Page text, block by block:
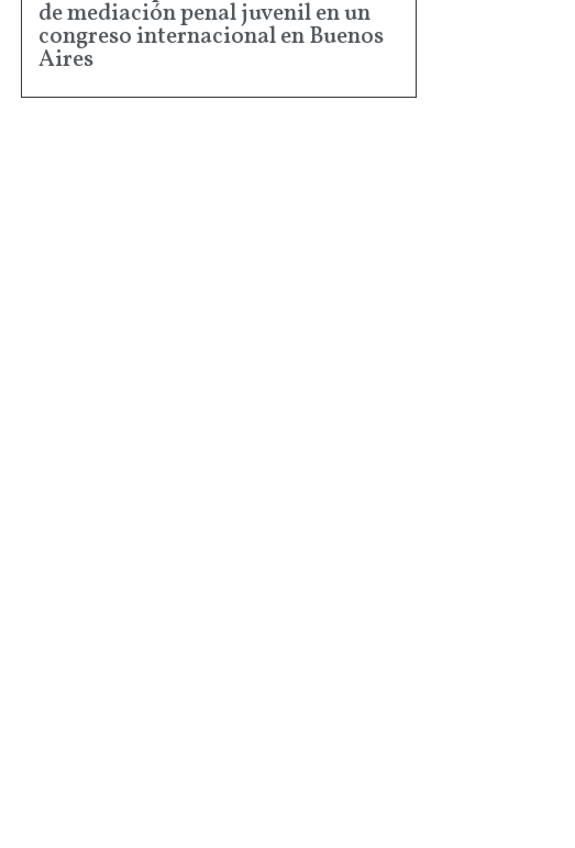
de mediación penal juvenil en un
congreso internacional en Buenos
Aires